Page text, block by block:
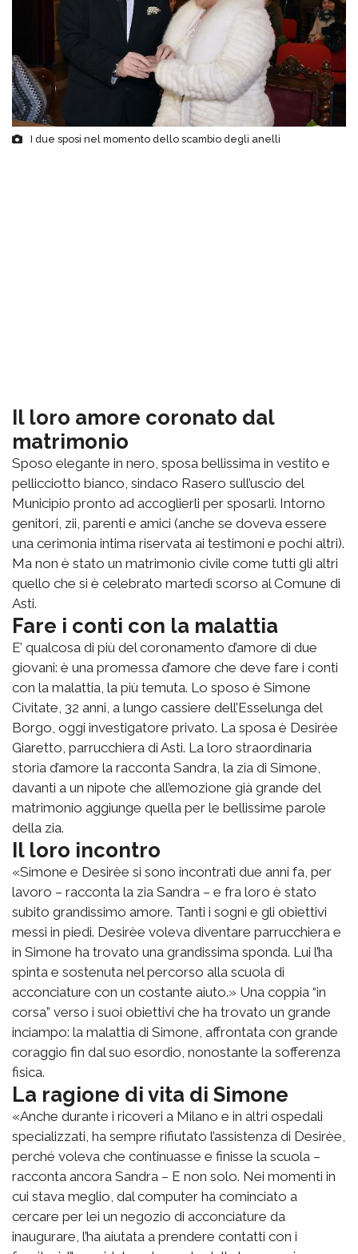
I due sposi nel momento dello scambio degli anelli
Il loro amore coronato dal
matrimonio
Sposo elegante in nero, sposa bellissima in vestito e
pellicciotto bianco, sindaco Rasero sull’uscio del
Municipio pronto ad accoglierli per sposarli. Intorno
genitori, zii, parenti e amici (anche se doveva essere
una cerimonia intima riservata ai testimoni e pochi altri).
Ma non è stato un matrimonio civile come tutti gli altri
quello che si è celebrato martedì scorso al Comune di
Asti.
Fare i conti con la malattia
E’ qualcosa di più del coronamento d’amore di due
giovani: è una promessa d’amore che deve fare i conti
con la malattia, la più temuta. Lo sposo è Simone
Civitate, 32 anni, a lungo cassiere dell’Esselunga del
Borgo, oggi investigatore privato. La sposa è Desirèe
Giaretto, parrucchiera di Asti. La loro straordinaria
storia d’amore la racconta Sandra, la zia di Simone,
davanti a un nipote che all’emozione già grande del
matrimonio aggiunge quella per le bellissime parole
della zia.
Il loro incontro
«Simone e Desirèe si sono incontrati due anni fa, per
lavoro – racconta la zia Sandra – e fra loro è stato
subito grandissimo amore. Tanti i sogni e gli obiettivi
messi in piedi. Desirèe voleva diventare parrucchiera e
in Simone ha trovato una grandissima sponda. Lui l’ha
spinta e sostenuta nel percorso alla scuola di
acconciature con un costante aiuto.» Una coppia “in
corsa” verso i suoi obiettivi che ha trovato un grande
inciampo: la malattia di Simone, affrontata con grande
coraggio fin dal suo esordio, nonostante la sofferenza
fisica.
La ragione di vita di Simone
«Anche durante i ricoveri a Milano e in altri ospedali
specializzati, ha sempre rifiutato l’assistenza di Desirèe,
perché voleva che continuasse e finisse la scuola –
racconta ancora Sandra – E non solo. Nei momenti in
cui stava meglio, dal computer ha cominciato a
cercare per lei un negozio di acconciature da
inaugurare, l’ha aiutata a prendere contatti con i